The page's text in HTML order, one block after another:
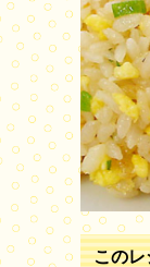
このレ